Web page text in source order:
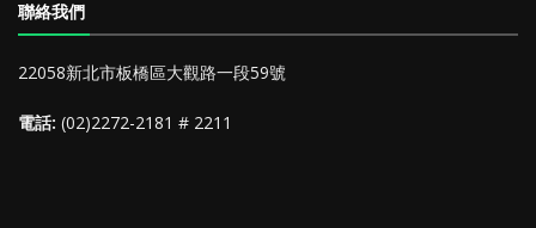
聯絡我們
22058新北市板橋區大觀路一段59號
電話: (02)2272-2181 # 2211